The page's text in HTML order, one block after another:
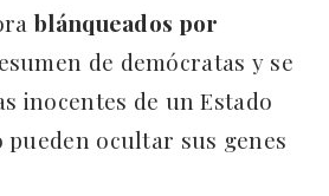
blánqueados por
de demócratas y se
inocentes de un Estado
ocultar sus genes